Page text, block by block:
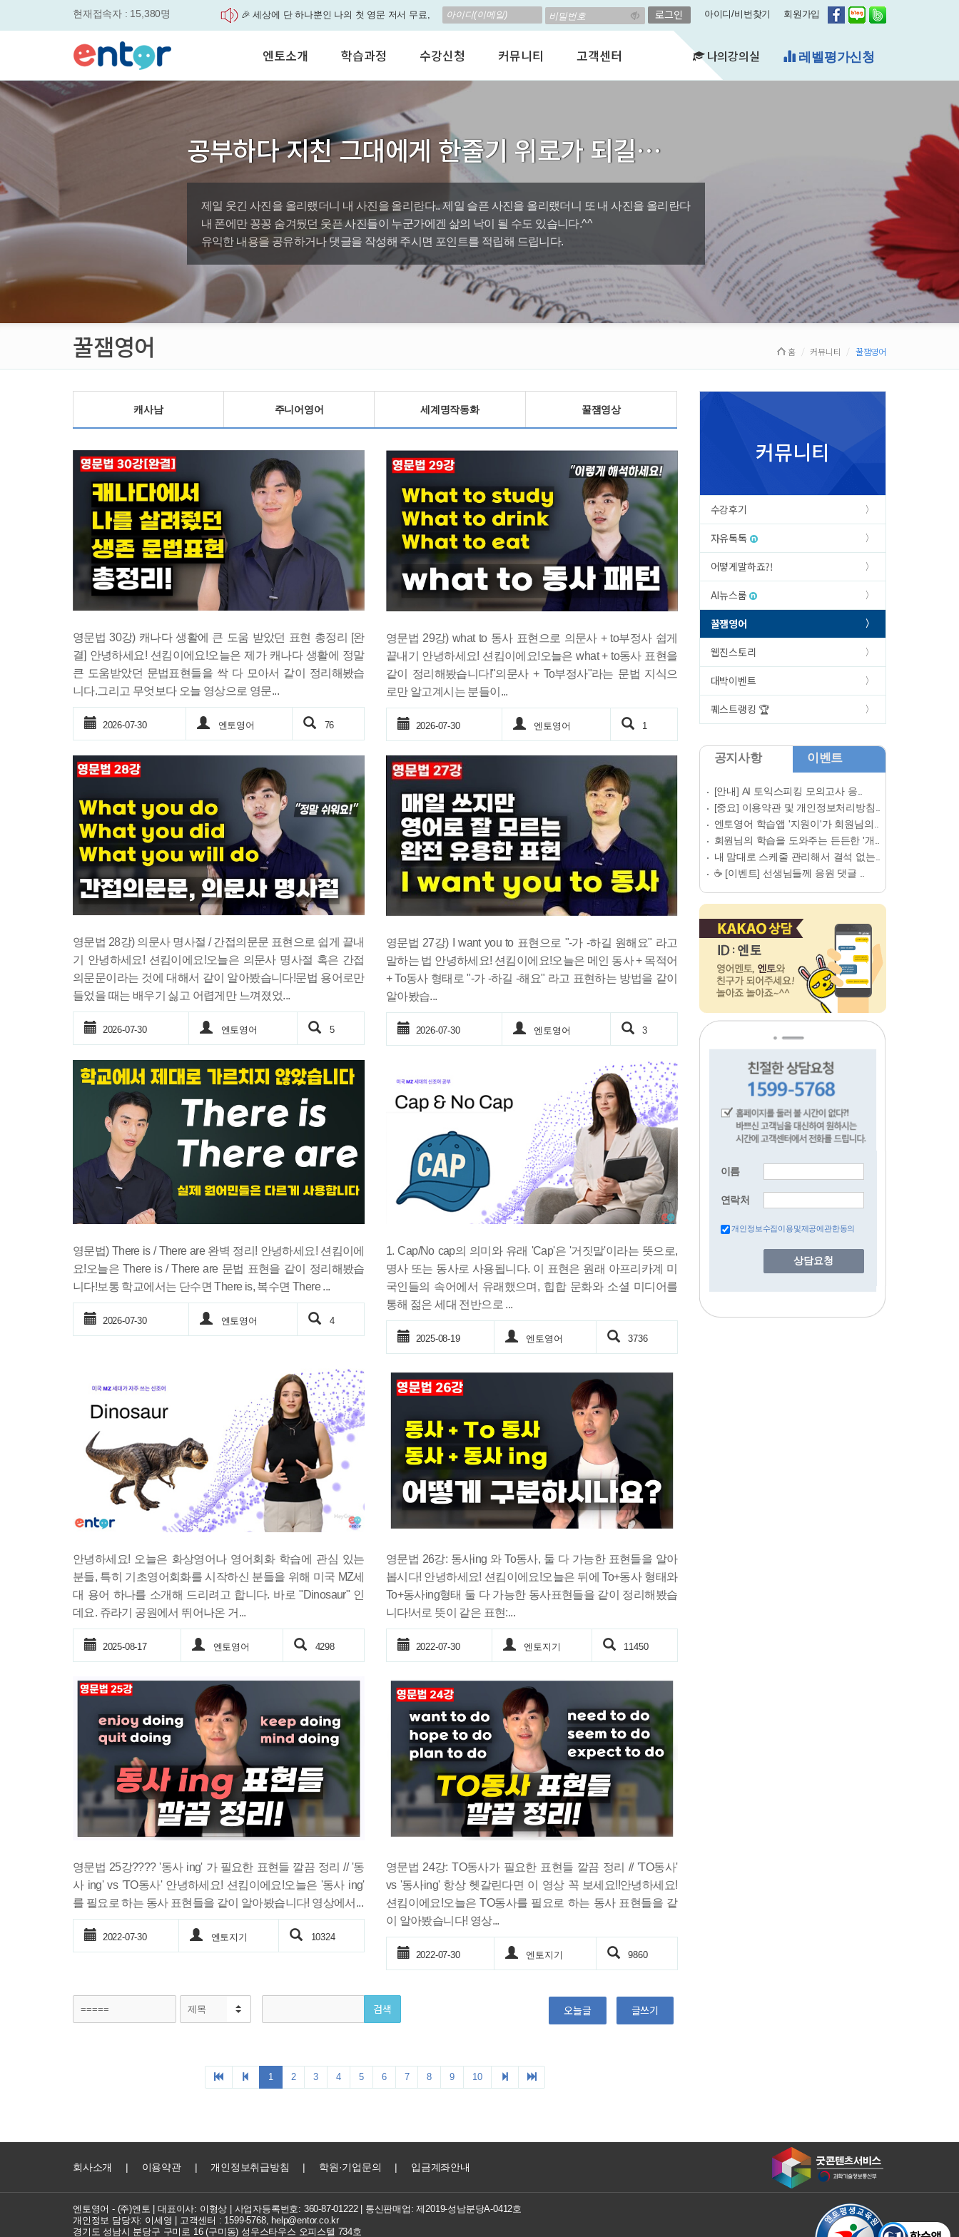
현재접속자 : 15,380명
매일 최대 300P 적립! 🎁 28일 챌린지로 혜택과
실력을 동시에 잡으세요
영자신문이 개인 맞춤형 뉴스로 놀랍게 개편 되
엔토영어 학습앱 '지원이'가 회원님의 개인비서
로 다시 태어났습니다.
🎉 세상에 단 하나뿐인 나의 첫 영문 저서 무료,
아이디/비번찾기 회원가입
학습도우미 G1
서비스안내
회사소개
성인영어회화
비즈니스영어
인터뷰영어
수업교재안내
수강료안내
자율수강신청
AI 수강신청
그룹수업신청
AI뉴스룸
대박이벤트
퀘스트랭킹 🏆
멤버쉽 안내
영어첨삭
쿠폰관리
결제내역
엔토소개 학습과정 수강신청 커뮤니티 고객센터 나의강의실 무료체험수업
공부하다 지친 그대에게 한줄기 위로가 되길…
제일 웃긴 사진을 올리랬더니 내 사진을 올리란다.. 제일 슬픈 사진을 올리랬더니 또 내 사진을 올리란다
내 폰에만 꽁꽁 숨겨뒀던 웃픈 사진들이 누군가에겐 삶의 낙이 될 수도 있습니다.^^
유익한 내용을 공유하거나 댓글을 작성해 주시면 포인트를 적립해 드립니다.
꿀잼영어 홈 커뮤니티 꿀잼영어
캐사남 주니어영어 세계명작동화 꿀잼영상
영문법 30강) 캐나다 생활에 큰 도움 받았던 표현 총정리 [완
결] 안녕하세요! 션킴이에요!오늘은 제가 캐나다 생활에 정말
큰 도움받았던 문법표현들을 싹 다 모아서 같이 정리해봤습
니다.그리고 무엇보다 오늘 영상으로 영문...
2026-07-30 엔토영어 76
영문법 29강) what to 동사 표현으로 의문사 + to부정사 쉽게
끝내기 안녕하세요! 션킴이에요!오늘은 what + to동사 표현을
같이 정리해봤습니다!"의문사 + To부정사"라는 문법 지식으
로만 알고계시는 분들이...
2026-07-30 엔토영어 1
영문법 28강) 의문사 명사절 / 간접의문문 표현으로 쉽게 끝내
기 안녕하세요! 션킴이에요!오늘은 의문사 명사절 혹은 간접
의문문이라는 것에 대해서 같이 알아봤습니다!문법 용어로만
들었을 때는 배우기 싫고 어렵게만 느껴졌었...
2026-07-30 엔토영어 5
영문법 27강) I want you to 표현으로 "-가 -하길 원해요" 라고
말하는 법 안녕하세요! 션킴이에요!오늘은 메인 동사 + 목적어
+ To동사 형태로 "-가 -하길 -해요" 라고 표현하는 방법을 같이
알아봤습...
2026-07-30 엔토영어 3
영문법) There is / There are 완벽 정리! 안녕하세요! 션킴이에
요!오늘은 There is / There are 문법 표현을 같이 정리해봤습
니다!보통 학교에서는 단수면 There is, 복수면 There ...
2026-07-30 엔토영어 4
1. Cap/No cap의 의미와 유래 'Cap'은 '거짓말'이라는 뜻으로,
명사 또는 동사로 사용됩니다. 이 표현은 원래 아프리카계 미
국인들의 속어에서 유래했으며, 힙합 문화와 소셜 미디어를
통해 젊은 세대 전반으로 ...
2025-08-19 엔토영어 3736
안녕하세요! 오늘은 화상영어나 영어회화 학습에 관심 있는
분들, 특히 기초영어회화를 시작하신 분들을 위해 미국 MZ세
대 용어 하나를 소개해 드리려고 합니다. 바로 "Dinosaur" 인
데요. 쥬라기 공원에서 뛰어나온 거...
2025-08-17 엔토영어 4298
영문법 26강: 동사ing 와 To동사, 둘 다 가능한 표현들을 알아
봅시다! 안녕하세요! 션킴이에요!오늘은 뒤에 To+동사 형태와
To+동사ing형태 둘 다 가능한 동사표현들을 같이 정리해봤습
니다!서로 뜻이 같은 표현:...
2022-07-30 엔토지기 11450
영문법 25강???? '동사 ing' 가 필요한 표현들 깔끔 정리 // '동
사 ing' vs 'TO동사' 안녕하세요! 션킴이에요!오늘은 '동사 ing'
를 필요로 하는 동사 표현들을 같이 알아봤습니다! 영상에서...
2022-07-30 엔토지기 10324
영문법 24강: TO동사가 필요한 표현들 깔끔 정리 // 'TO동사'
vs '동사ing' 항상 헷갈린다면 이 영상 꼭 보세요!!안녕하세요!
션킴이에요!오늘은 TO동사를 필요로 하는 동사 표현들을 같
이 알아봤습니다! 영상...
2022-07-30 엔토지기 9860
오늘글 글쓰기
1 2 3 4 5 6 7 8 9 10
커뮤니티
수강후기
자유톡톡
어떻게말하죠?!
AI뉴스룸
꿀잼영어
웹진스토리
대박이벤트
퀘스트랭킹 🏆
공지사항 이벤트
[안내] AI 토익스피킹 모의고사 응..
[중요] 이용약관 및 개인정보처리방침..
엔토영어 학습앱 '지원이'가 회원님의..
회원님의 학습을 도와주는 든든한 '개..
내 맘대로 스케줄 관리해서 결석 없는..
☕ [이벤트] 선생님들께 응원 댓글 ..
이름
연락처
개인정보수집이용및제공에관한동의
상담요청
회사소개 | 이용약관 | 개인정보취급방침 | 학원·기업문의 | 입금계좌안내
엔토영어 - (주)엔토 | 대표이사: 이형상 | 사업자등록번호: 360-87-01222| 통신판매업: 제2019-성남분당A-0412호
개인정보 담당자: 이세영 | 고객센터 : 1599-5768, help@entor.co.kr
경기도 성남시 분당구 구미로 16 (구미동) 성우스타우스 오피스텔 734호